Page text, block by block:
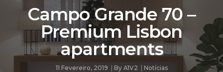
Campo Grande 70 –
Premium Lisbon
apartments
11 Fevereiro, 2019 By A1V2 Notícias